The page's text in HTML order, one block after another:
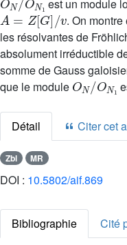
est un module
A=Z[G]/v
. On
les résolvantes de
absolument irréductible
somme de Gauss
que le module
ON/ON1
Détail Citer cet
Zbl MR
DOI : 10.5802/aif.869
Bibliographie
Cité